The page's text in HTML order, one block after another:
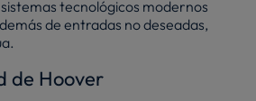
sistemas tecnológicos modernos
de entradas no deseadas,
de Hoover